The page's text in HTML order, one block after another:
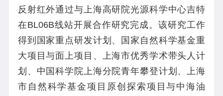
反射红外通过与上海高研院光源科学中心吉特
在BL06B线站开展合作研究完成。该研究工作
得到国家重点研发计划、国家自然科学基金重
大项目与面上项目、上海市优秀学术带头人计
划、中国科学院上海分院青年攀登计划、上海
市自然科学基金项目原创探索项目与中海油